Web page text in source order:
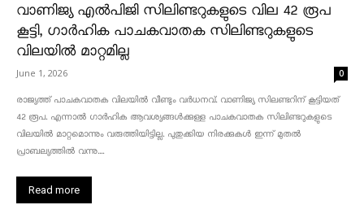
വാണിജ്യ എൽപിജി സിലിണ്ടറുകളുടെ വില 42 രൂപ
കൂട്ടി, ഗാർഹിക പാചകവാതക സിലിണ്ടറുകളുടെ
വിലയിൽ മാറ്റമില്ല
June 1, 2026 0
രാജ്യത്ത് പാചകവാതക വിലയിൽ വീണ്ടും വർധനവ്. വാണിജ്യ സിലണ്ടറിന് കൂട്ടിയത്
42 രൂപ. എന്നാൽ ഗാർഹിക ആവശ്യങ്ങൾക്കുള്ള പാചകവാതക സിലിണ്ടറുകളുടെ
വിലയിൽ മാറ്റമൊന്നും വരുത്തിയിട്ടില്ല. പുതുക്കിയ നിരക്കുകൾ ഇന്ന് മുതൽ
പ്രാബല്യത്തിൽ വന്നു....
Read more